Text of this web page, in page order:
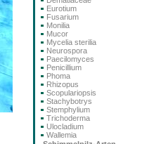
Eurotium
Fusarium
Monilia
Mucor
Mycelia sterilia
Neurospora
Paecilomyces
Penicillium
Phoma
Rhizopus
Scopulariopsis
Stachybotrys
Stemphylium
Trichoderma
Ulocladium
Wallemia